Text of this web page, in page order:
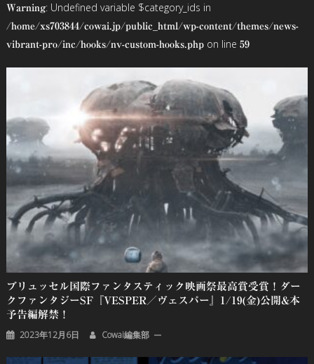
ゲ
ー
ン
Warning: Undefined variable $category_ids in
/home/xs703844/cowai.jp/public_html/wp-content/themes/news-
vibrant-pro/inc/hooks/nv-custom-hooks.phpon line 59
ブリュッセル国際ファンタスティック映画祭最高賞受賞！ダー
クファンタジーSF『VESPER／ヴェスパー』1/19(金)公開&本
予告編解禁！
2023年12月6日 Cowai編集部